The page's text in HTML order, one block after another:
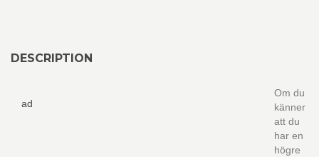
DESCRIPTION
ad
Om du
känner
att du
har en
högre